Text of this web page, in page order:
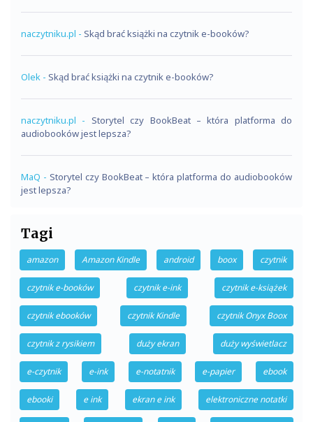
naczytniku.pl - Skąd brać książki na czytnik e-booków?
Olek - Skąd brać książki na czytnik e-booków?
naczytniku.pl - Storytel czy BookBeat – która platforma do
audiobooków jest lepsza?
MaQ - Storytel czy BookBeat – która platforma do audiobooków
jest lepsza?
Tagi
amazon Amazon Kindle android boox czytnik
czytnik e-booków czytnik e-ink czytnik e-książek
czytnik ebooków czytnik Kindle czytnik Onyx Boox
czytnik z rysikiem duży ekran duży wyświetlacz
e-czytnik e-ink e-notatnik e-papier ebook
ebooki e ink ekran e ink elektroniczne notatki